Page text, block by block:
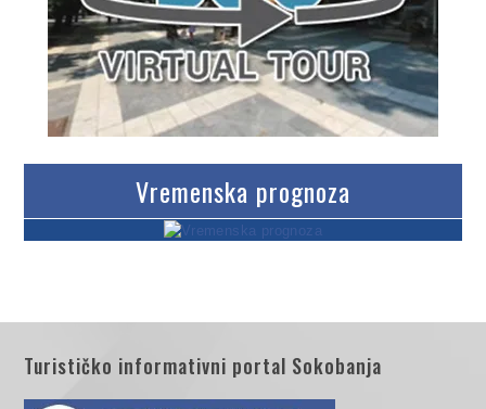
Vremenska prognoza
Turističko informativni portal Sokobanja